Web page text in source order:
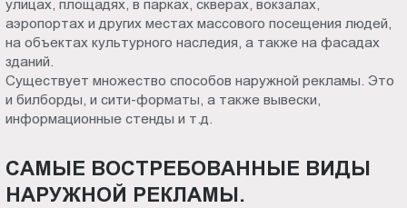
улицах, площадях, в парках, скверах, вокзалах,
аэропортах и других местах массового посещения людей,
на объектах культурного наследия, а также на фасадах
зданий.
Существует множество способов наружной рекламы. Это
и билборды, и сити-форматы, а также вывески,
информационные стенды и т.д.
САМЫЕ ВОСТРЕБОВАННЫЕ ВИДЫ
НАРУЖНОЙ РЕКЛАМЫ.
Пт.:
9.00-
18.00
Сб.,
Вс.:
выходной